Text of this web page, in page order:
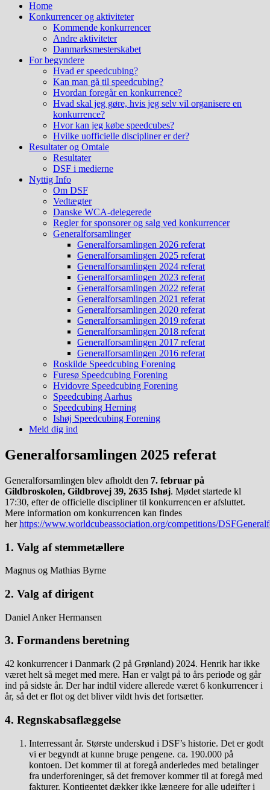
Home
Konkurrencer og aktiviteter
Kommende konkurrencer
Andre aktiviteter
Danmarksmesterskabet
For begyndere
Hvad er speedcubing?
Kan man gå til speedcubing?
Hvordan foregår en konkurrence?
Hvad skal jeg gøre, hvis jeg selv vil organisere en
konkurrence?
Hvor kan jeg købe speedcubes?
Hvilke uofficielle discipliner er der?
Resultater og Omtale
Resultater
DSF i medierne
Nyttig Info
Om DSF
Vedtægter
Danske WCA-delegerede
Regler for sponsorer og salg ved konkurrencer
Generalforsamlinger
Generalforsamlingen 2026 referat
Generalforsamlingen 2025 referat
Generalforsamlingen 2024 referat
Generalforsamlingen 2023 referat
Generalforsamlingen 2022 referat
Generalforsamlingen 2021 referat
Generalforsamlingen 2020 referat
Generalforsamlingen 2019 referat
Generalforsamlingen 2018 referat
Generalforsamlingen 2017 referat
Generalforsamlingen 2016 referat
Roskilde Speedcubing Forening
Furesø Speedcubing Forening
Hvidovre Speedcubing Forening
Speedcubing Aarhus
Speedcubing Herning
Ishøj Speedcubing Forening
Meld dig ind
Generalforsamlingen 2025 referat
Generalforsamlingen blev afholdt den 7. februar på
Gildbroskolen, Gildbrovej 39, 2635 Ishøj. Mødet startede kl
17:30, efter de officielle discipliner til konkurrencen er afsluttet.
Mere information om konkurrencen kan findes
herhttps://www.worldcubeassociation.org/competitions/
1. Valg af stemmetællere
Magnus og Mathias Byrne
2. Valg af dirigent
Daniel Anker Hermansen
3. Formandens beretning
42 konkurrencer i Danmark (2 på Grønland) 2024. Henrik har ikke
været helt så meget med mere. Han er valgt på to års periode og går
ind på sidste år. Der har indtil videre allerede været 6 konkurrencer i
år, så det er flot og det bliver vildt hvis det fortsætter.
4. Regnskabsaflæggelse
Interressant år. Største underskud i DSF’s historie. Det er godt
vi er begyndt at kunne bruge pengene. ca. 190.000 på
kontoen. Det kommer til at foregå anderledes med betalinger
fra underforeninger, så det fremover kommer til at foregå med
fakturer. Kontigentet dækker ikke længere for alle udgifter i